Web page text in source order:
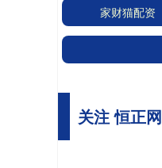
家财猫配资
关注 恒正网